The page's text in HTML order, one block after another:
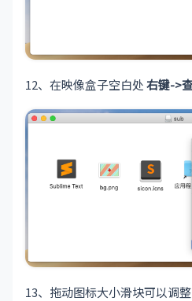
12、在映像盒子空白处右键->
13、拖动图标大小滑块可以调